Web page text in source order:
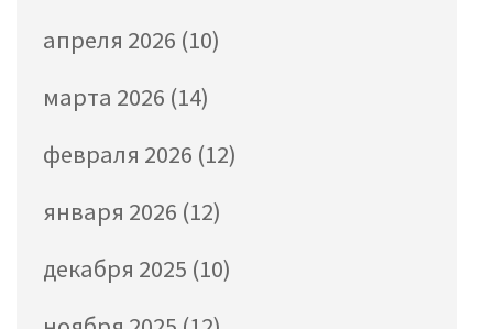
апреля 2026 (10)
марта 2026 (14)
февраля 2026 (12)
января 2026 (12)
декабря 2025 (10)